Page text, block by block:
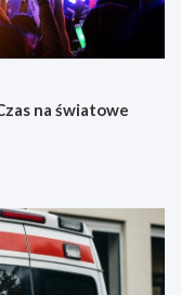
na światowe